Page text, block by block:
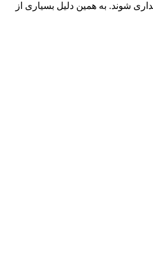
شوند. به همین دلیل بسیاری از